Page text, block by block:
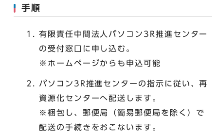
手順
有限責任中間法人パソコン3R推進センター
の受付窓口に申し込む。
※ホームページからも申込可能
パソコン3R推進センターの指示に従い、再
資源化センターへ配送します。
※梱包し、郵便局（簡易郵便局を除く）で
配送の手続きをおこないます。